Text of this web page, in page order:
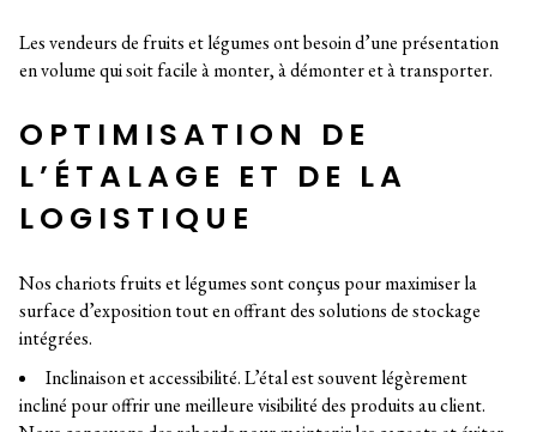
Les vendeurs de fruits et légumes ont besoin d’une présentation
en volume qui soit facile à monter, à démonter et à transporter.
OPTIMISATION DE
L’ÉTALAGE ET DE LA
LOGISTIQUE
Nos chariots fruits et légumes sont conçus pour maximiser la
surface d’exposition tout en offrant des solutions de stockage
intégrées.
Inclinaison et accessibilité. L’étal est souvent légèrement
incliné pour offrir une meilleure visibilité des produits au client.